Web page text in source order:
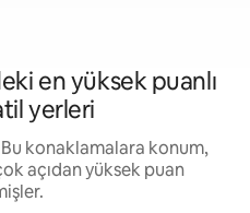
en yüksek puanlı
yerleri
konaklamalara konum,
açıdan yüksek puan